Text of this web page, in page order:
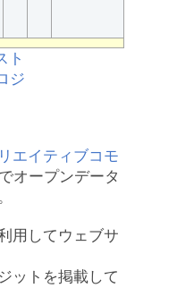
エイティブコモ
オープンデータ
用してウェブサ
ットを掲載して